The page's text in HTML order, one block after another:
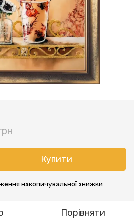
Купити
накопичувальної знижки
Порівняти